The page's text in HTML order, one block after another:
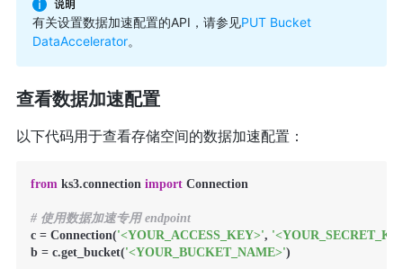
有关设置数据加速配置的API，请参见PUT Bucket
DataAccelerator。
查看数据加速配置
以下代码用于查看存储空间的数据加速配置：
from ks3.connection import Connection
# 使用数据加速专用 endpoint
c = Connection('<YOUR_ACCESS_KEY>',
b = c.get_bucket('<YOUR_BUCKET_NAME>')